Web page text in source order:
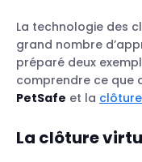
La technologie des
grand nombre
préparé deux
comprendre ce que
PetSafe et la
La clôture